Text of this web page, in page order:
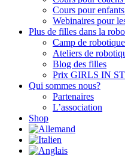
Cours pour
Webinaires pour
Plus de filles dans la
Camp de
Ateliers de
Blog des filles
Prix GIRLS IN
Qui sommes nous?
Partenaires
L’association
Shop